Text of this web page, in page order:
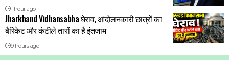
1 hour ago
Jharkhand Vidhansabha घेराव, आंदोलनकारी छात्रों का
बैरिकेट और कंटीले तारों का है इंतजाम
9 hours ago